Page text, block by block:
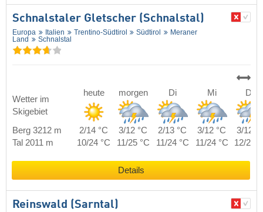
Schnalstaler Gletscher (Schnalstal)
Europa Italien Trentino-Südtirol Südtirol
Meraner
Land
Schnalstal
Wetter im
Skigebiet
heute morgen Di Mi Do
Berg 3212 m 2/14 °C 3/12 °C 2/13 °C 3/12 °C
3/12
Tal 2011 m
10/24 °C 11/25 °C 11/24 °C 11/24 °C 12/24
Details
Reinswald (Sarntal)